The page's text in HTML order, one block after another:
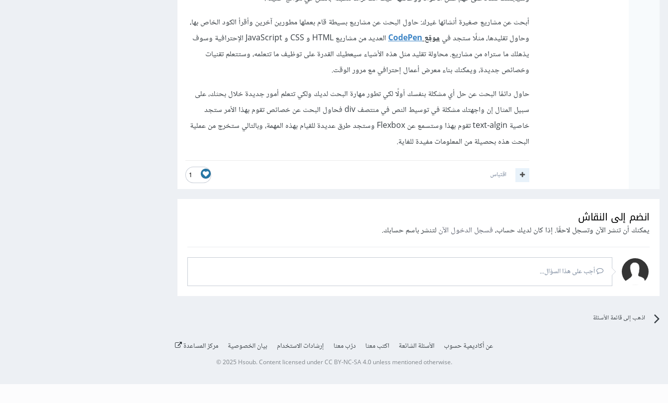
أبحث عن مشاريع صغيرة أنشائها غيرك: حاول البحث عن مشاريع بسيطة قام بعملها مطورين آخرين وأقرأ الكود الخاص بها،
وحاول تقليدها، مثلًا ستجد فيموقعCodePen
العديد من مشاريع HTML و CSS و JavaScript الإحترافية وسوف
يذهلك ما ستراه من مشاريع. محاولة تقليد مثل هذه الأشياء سيعطيك القدرة على توظيف ما تتعلمه، وستتعلم تقنيات
وخصائص جديدة، ويمكنك بناء معرض أعمال إحترافي مع مرور الوقت.
حاول دائمًا البحث عن حل أي مشكلة بنفسك أولًا لكي تطور مهارة البحث لديك ولكي تتعلم أمور جديدة خلال بحثك، على
سبيل المثال إن واجهتك مشكلة في توسيط النص في منتصف div فحاول البحث عن خصائص تقوم بهذا الأمر ستجد
خاصية text-algin تقوم بهذا وستسمع عن Flexbox وستجد طرق عديدة للقيام بهذه المهمة، وبالتالي ستخرج من عملية
البحث هذه بحصيلة من المعلومات مفيدة للغاية.
1 اقتباس
انضم إلى النقاش
يمكنك أن تنشر الآن وتسجل لاحقًا. إذا كان لديك حساب،فسجل الدخول الآنلتنشر باسم حسابك.
أجب على هذا السؤال...
اذهب إلى قائمة الأسئلة
عن أكاديمية حسوب الأسئلة الشائعة اكتب معنا درّب معنا إرشادات الاستخدام بيان الخصوصية مركز المساعدة
© 2025 Hsoub.Content licensed underCC BY-NC-SA 4.0unless mentioned otherwise.